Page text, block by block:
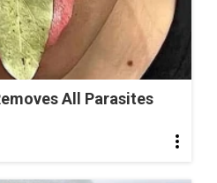
All Parasites